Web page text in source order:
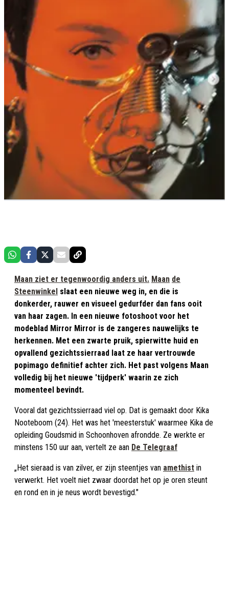
Maan ziet er tegenwoordig anders uit. Maan de
Steenwinkel slaat een nieuwe weg in, en die is
donkerder, rauwer en visueel gedurfder dan fans ooit
van haar zagen. In een nieuwe fotoshoot voor het
modeblad Mirror Mirror is de zangeres nauwelijks te
herkennen. Met een zwarte pruik, spierwitte huid en
opvallend gezichtssierraad laat ze haar vertrouwde
popimago definitief achter zich. Het past volgens Maan
volledig bij het nieuwe 'tijdperk' waarin ze zich
momenteel bevindt.
Vooral dat gezichtssierraad viel op. Dat is gemaakt door Kika
Nooteboom (24). Het was het 'meesterstuk' waarmee Kika de
opleiding Goudsmid in Schoonhoven afrondde. Ze werkte er
minstens 150 uur aan, vertelt ze aan De Telegraaf
„Het sieraad is van zilver, er zijn steentjes van amethist in
verwerkt. Het voelt niet zwaar doordat het op je oren steunt
en rond en in je neus wordt bevestigd."